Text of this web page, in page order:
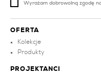
OFERTA
Kolekcje
Produkty
PROJEKTANCI
Wyrażam dobrowolną zgodę